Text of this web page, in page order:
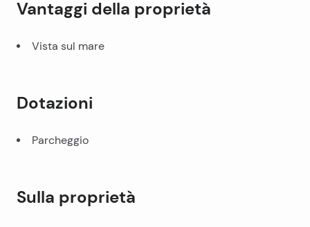
Vantaggi della proprietà
Vista sul mare
Dotazioni
Parcheggio
Sulla proprietà